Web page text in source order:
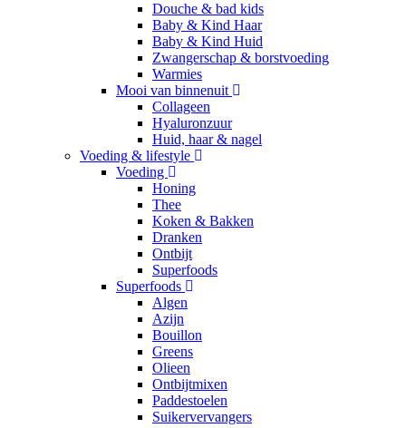
Douche & bad kids
Baby & Kind Haar
Baby & Kind Huid
Zwangerschap & borstvoeding
Warmies
Mooi van binnenuit
Collageen
Hyaluronzuur
Huid, haar & nagel
Voeding & lifestyle
Voeding
Honing
Thee
Koken & Bakken
Dranken
Ontbijt
Superfoods
Superfoods
Algen
Azijn
Bouillon
Greens
Olieen
Ontbijtmixen
Paddestoelen
Suikervervangers